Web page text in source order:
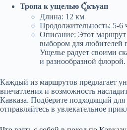
Тропа к ущелью Сู้къуап
Длина: 12 км
Продолжительность: 5-6
Описание: Этот
выбором для любителей
Ущелье радует своими
и разнообразной флорой.
Каждый из маршрутов предлагает
впечатления и возможность
Кавказа. Подберите подходящий для
отправляйтесь в увлекательное